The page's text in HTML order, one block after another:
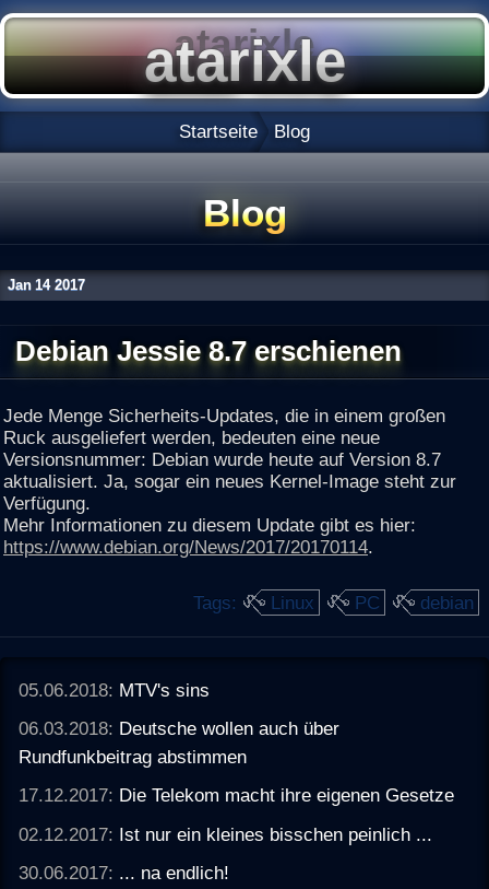
Startseite Blog
Blog
Jan 14 2017
Debian Jessie 8.7 erschienen
Jede Menge Sicherheits-Updates, die in einem großen
Ruck ausgeliefert werden, bedeuten eine neue
Versionsnummer: Debian wurde heute auf Version 8.7
aktualisiert. Ja, sogar ein neues Kernel-Image steht zur
Verfügung.
Mehr Informationen zu diesem Update gibt es hier:
https://www.debian.org/News/2017/20170114.
Tags: Linux PC debian
05.06.2018: MTV's sins
06.03.2018: Deutsche wollen auch über
Rundfunkbeitrag abstimmen
17.12.2017: Die Telekom macht ihre eigenen Gesetze
02.12.2017: Ist nur ein kleines bisschen peinlich ...
30.06.2017: ... na endlich!